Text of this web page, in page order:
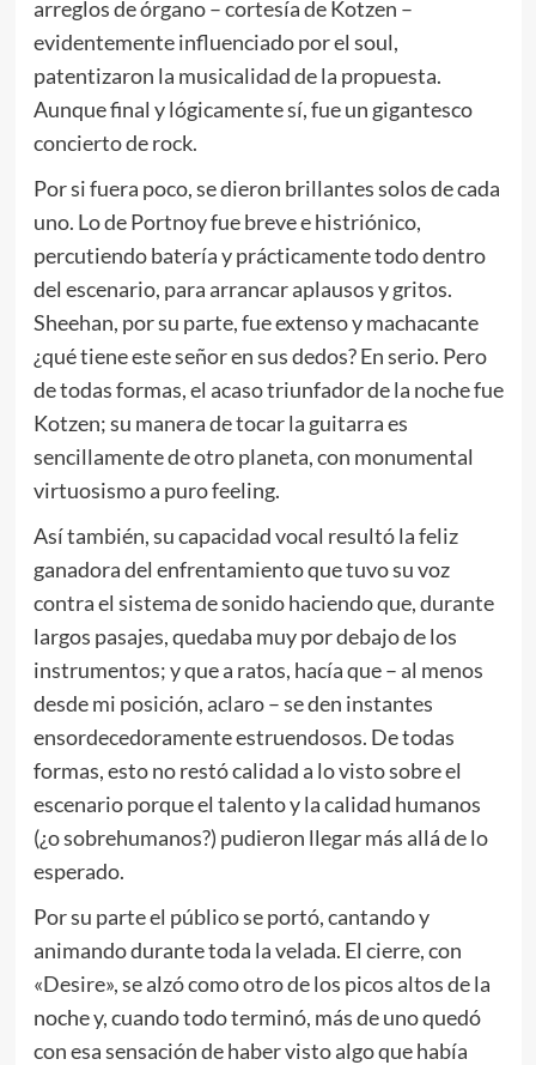
arreglos de órgano – cortesía de Kotzen –
evidentemente influenciado por el soul,
patentizaron la musicalidad de la propuesta.
Aunque final y lógicamente sí, fue un gigantesco
concierto de rock.
Por si fuera poco, se dieron brillantes solos de cada
uno. Lo de Portnoy fue breve e histriónico,
percutiendo batería y prácticamente todo dentro
del escenario, para arrancar aplausos y gritos.
Sheehan, por su parte, fue extenso y machacante
¿qué tiene este señor en sus dedos? En serio. Pero
de todas formas, el acaso triunfador de la noche fue
Kotzen; su manera de tocar la guitarra es
sencillamente de otro planeta, con monumental
virtuosismo a puro feeling.
Así también, su capacidad vocal resultó la feliz
ganadora del enfrentamiento que tuvo su voz
contra el sistema de sonido haciendo que, durante
largos pasajes, quedaba muy por debajo de los
instrumentos; y que a ratos, hacía que – al menos
desde mi posición, aclaro – se den instantes
ensordecedoramente estruendosos. De todas
formas, esto no restó calidad a lo visto sobre el
escenario porque el talento y la calidad humanos
(¿o sobrehumanos?) pudieron llegar más allá de lo
esperado.
Por su parte el público se portó, cantando y
animando durante toda la velada. El cierre, con
«Desire», se alzó como otro de los picos altos de la
noche y, cuando todo terminó, más de uno quedó
con esa sensación de haber visto algo que había